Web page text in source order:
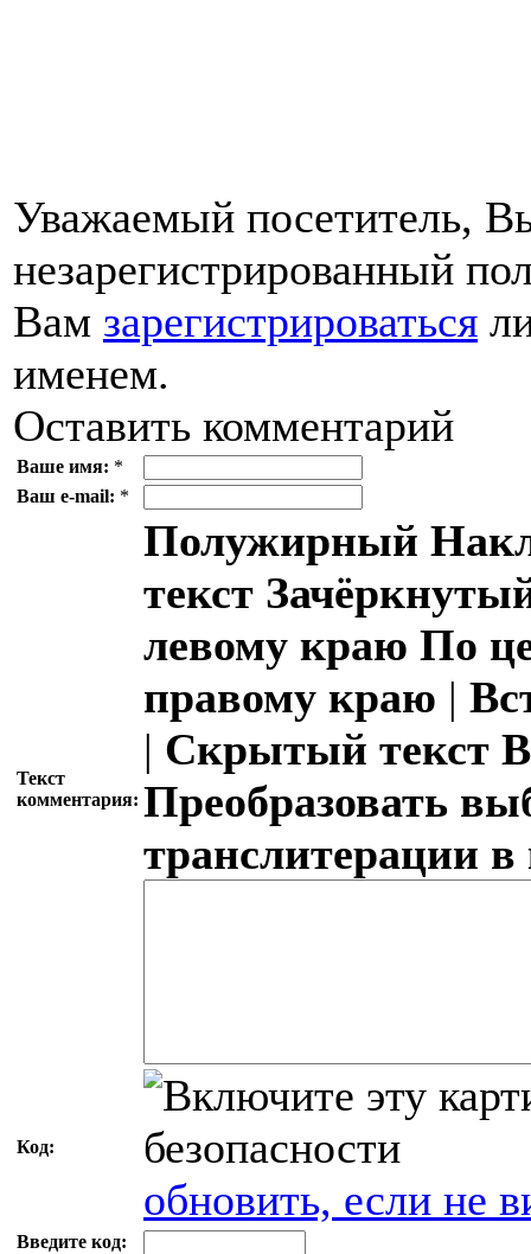
Уважаемый посетитель,
незарегистрированный
Вам зарегистрироваться
именем.
Оставить комментарий
Ваше имя: *
Ваш e-mail: *
Текст
комментария:
Полужирный
текст
левому краю По
правому краю |
| Скрытый текст
Преобразовать
транслитерации
Код:
обновить, если не
Введите код: